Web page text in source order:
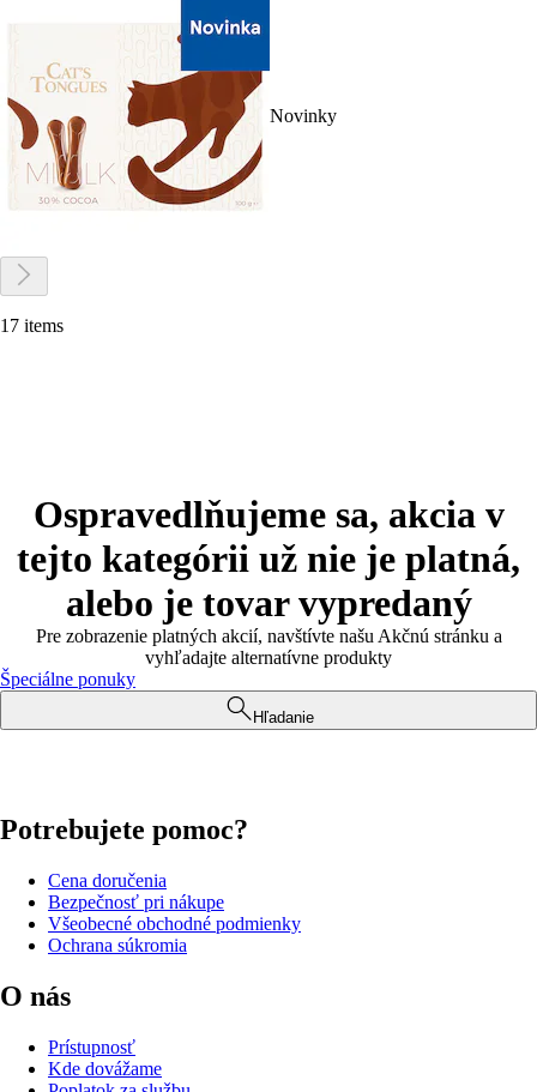
Novinky
17 items
Ospravedlňujeme sa, akcia v
tejto kategórii už nie je platná,
alebo je tovar vypredaný
Pre zobrazenie platných akcií, navštívte našu Akčnú stránku a
vyhľadajte alternatívne produkty
Špeciálne ponuky
Hľadanie
Potrebujete pomoc?
Cena doručenia
Bezpečnosť pri nákupe
Všeobecné obchodné podmienky
Ochrana súkromia
O nás
Prístupnosť
Kde dovážame